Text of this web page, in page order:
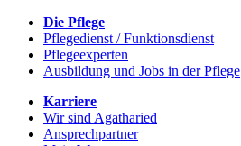
Die Pflege
Pflegedienst / Funktionsdienst
Pflegeexperten
Ausbildung und Jobs in der Pflege
Karriere
Wir sind Agatharied
Ansprechpartner